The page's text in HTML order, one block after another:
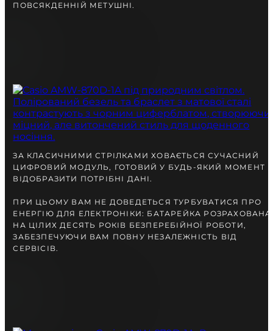
ВІДПРАВКА В ДЕНЬ ЗАМОВЛЕННЯ
Telegram
ПОРАДЬТЕСЯ
З НАШИМ ЕКСПЕРТОМ
ПОВСЯКДЕННІЙ МЕТУШНІ.
ЗА КЛАСИЧНИМИ СТРІЛКАМИ ХОВАЄТЬСЯ СУЧАСНИЙ
ЦИФРОВИЙ МОДУЛЬ, ГОТОВИЙ У БУДЬ-ЯКИЙ МОМЕНТ
ВІДОБРАЗИТИ ПОТРІБНІ ДАНІ.
ПРИ ЦЬОМУ ВАМ НЕ ДОВЕДЕТЬСЯ ТУРБУВАТИСЯ ПРО
ЕНЕРГІЮ ДЛЯ ЕЛЕКТРОНІКИ: БАТАРЕЙКА РОЗРАХОВАНА
НА ЦІЛИХ ДЕСЯТЬ РОКІВ БЕЗПЕРЕБІЙНОЇ РОБОТИ,
ЗАБЕЗПЕЧУЮЧИ ВАМ ПОВНУ НЕЗАЛЕЖНІСТЬ ВІД
СЕРВІСІВ.